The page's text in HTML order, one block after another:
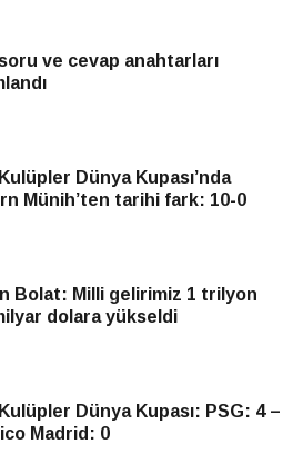
ve cevap anahtarları
Dünya Kupası’nda
Münih’ten tarihi fark: 10-0
Bolat: Milli gelirimiz 1 trilyon
dolara yükseldi
Dünya Kupası: PSG: 4 –
Madrid: 0